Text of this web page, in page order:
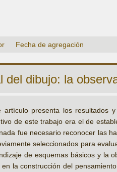
Fecha de agregación
del dibujo: la
artículo presenta los resultados
de este trabajo era el de
fue necesario reconocer las
seleccionados para
de esquemas básicos y la
la construcción del